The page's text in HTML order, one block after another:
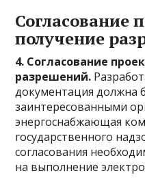
Согласование
получение
4. Согласование
разрешений.
документация должна
заинтересованными
энергоснабжающая
государственного
согласования
на выполнение